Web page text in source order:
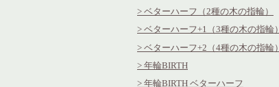
> ベターハーフ（2種の木の指輪）
> ベターハーフ+1（3種の木の指輪）
> ベターハーフ+2（4種の木の指輪）
> 年輪BIRTH
> 年輪BIRTH ベターハーフ